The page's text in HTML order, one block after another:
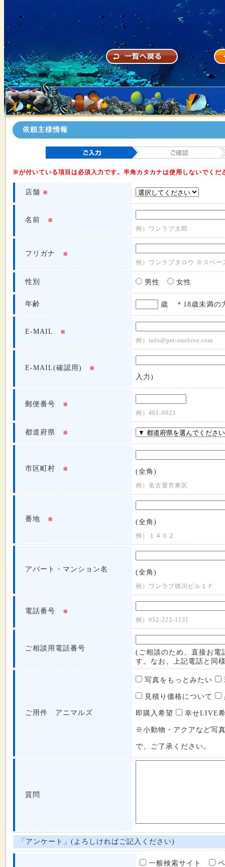
依頼主様情報
※が付いている項目は必須入力です。半角カタカナは使用しないでくだ
店舗 ※
名前 ※
例）ワンラブ太郎
フリガナ ※
例）ワンラブタロウ ※スペー
性別 男性 女性
年齢 歳 ＊18歳未満の
E-MAIL ※
例）info@pet-onelove.com
E-MAIL(確認用) ※
入力)
郵便番号 ※
例）461-0023
都道府県 ※
市区町村 ※ (全角)
例）名古屋市東区
番地 ※ (全角)
例）１４０２
アパート・マンション名 (全角)
例）ワンラブ徳川ビル１Ｆ
電話番号 ※
例）052-222-1131
ご相談用電話番号
(ご相談のため、直接お電
す。なお、上記電話と同
ご用件 アニマルズ
写真をもっとみたい
見積り価格について
即購入希望 幸せLIVE
※小動物・アクアなど写
で、ご了承ください。
質問
「アンケート」(よろしければご記入ください)
一般検索サイト